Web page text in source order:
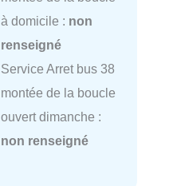
à domicile : non
renseigné
Service Arret bus 38
montée de la boucle
ouvert dimanche :
non renseigné